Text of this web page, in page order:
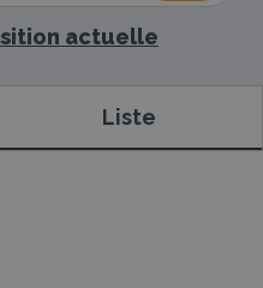
actuelle
Liste